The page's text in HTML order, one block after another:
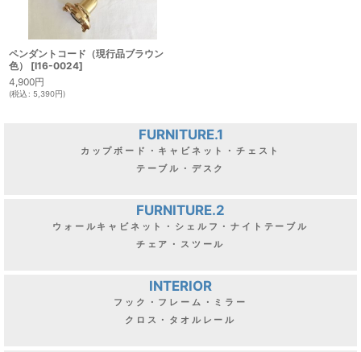
ペンダントコード（現行品ブラウン
色）
[I16-0024]
4,900円
(税込: 5,390円)
FURNITURE.1
カップボード・キャビネット・チェスト
テーブル・デスク
FURNITURE.2
ウォールキャビネット・シェルフ・ナイトテーブル
チェア・スツール
INTERIOR
フック・フレーム・ミラー
クロス・タオルレール